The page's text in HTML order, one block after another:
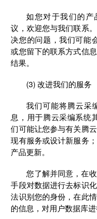
如您对于我们的
议，欢迎您与我们联系
决您的问题，我们可能
或您留下的联系方式信
结果。
(3) 改进我们的服务
我们可能将腾云采
息，用于腾云采编系统
们可能让您参与有关腾
现有服务或设计新服务
产品更新。
您了解并同意，在
手段对数据进行去标识
法识别您的身份，在此
的信息，对用户数据库